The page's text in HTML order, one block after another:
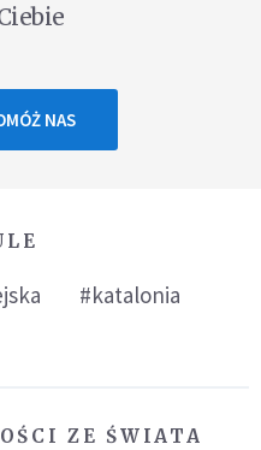
NAS
#katalonia
ZE ŚWIATA